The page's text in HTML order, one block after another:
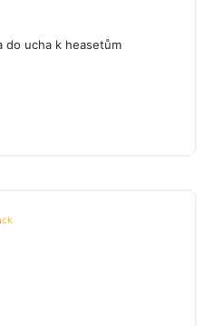
do ucha k heasetům